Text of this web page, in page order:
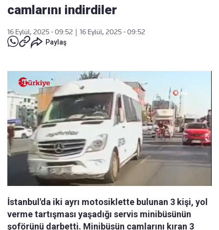
camlarını indirdiler
16 Eylül, 2025 - 09:52
16 Eylül, 2025 - 09:52
Paylaş
İstanbul'da iki ayrı motosiklette bulunan 3 kişi, yol
verme tartışması yaşadığı servis minibüsünün
şoförünü darbetti. Minibüsün camlarını kıran 3